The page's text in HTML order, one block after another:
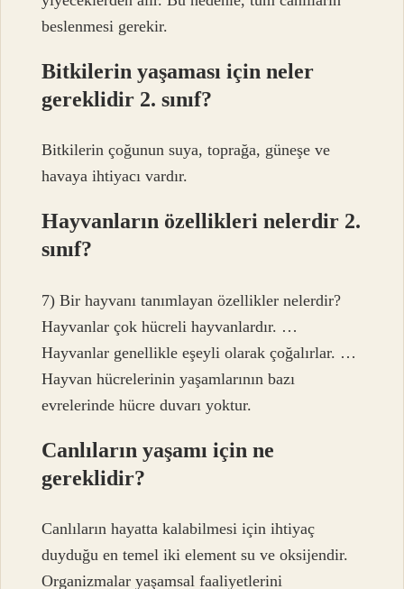
beslenmesi gerekir.
Bitkilerin yaşaması için neler
gereklidir 2. sınıf?
Bitkilerin çoğunun suya, toprağa, güneşe ve
havaya ihtiyacı vardır.
Hayvanların özellikleri nelerdir 2.
sınıf?
7) Bir hayvanı tanımlayan özellikler nelerdir?
Hayvanlar çok hücreli hayvanlardır. …
Hayvanlar genellikle eşeyli olarak çoğalırlar. …
Hayvan hücrelerinin yaşamlarının bazı
evrelerinde hücre duvarı yoktur.
Canlıların yaşamı için ne
gereklidir?
Canlıların hayatta kalabilmesi için ihtiyaç
duyduğu en temel iki element su ve oksijendir.
Organizmalar yaşamsal faaliyetlerini